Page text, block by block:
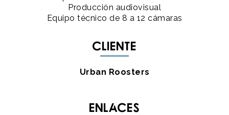
Producción audiovisual
Equipo técnico de 8 a 12 cámaras
Cliente
Urban Roosters
Enlaces